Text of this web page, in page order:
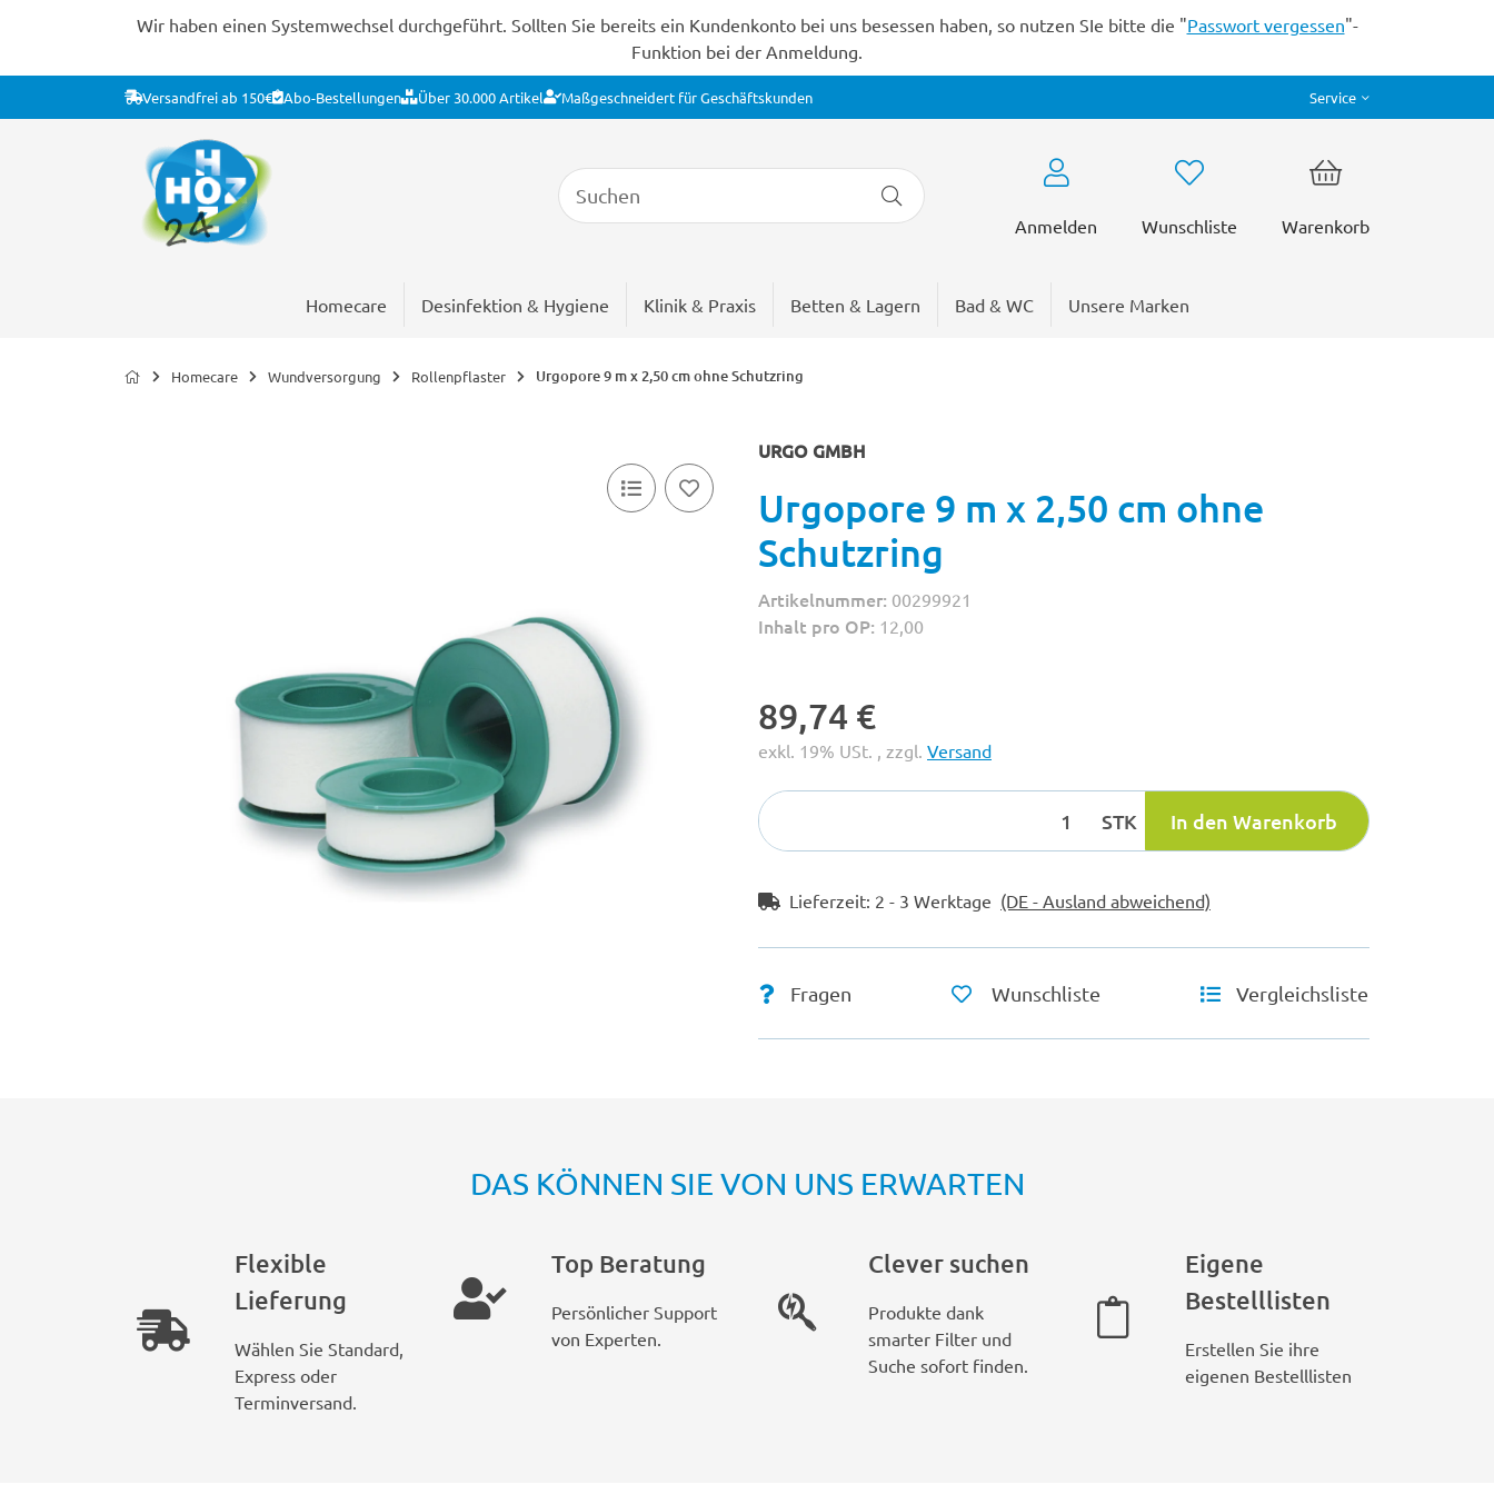
Wir haben einen Systemwechsel durchgeführt. Sollten Sie bereits ein Kundenkonto bei uns besessen haben, so nutzen SIe bitte die "Passwort vergessen"-
Funktion bei der Anmeldung.
Versandfrei ab 150€ Abo-Bestellungen Über 30.000 Artikel Maßgeschneidert für Geschäftskunden Service
Anmelden Wunschliste Warenkorb
Homecare Desinfektion & Hygiene Klinik & Praxis Betten & Lagern Bad & WC Unsere Marken
Homecare Wundversorgung Rollenpflaster Urgopore 9 m x 2,50 cm ohne Schutzring
URGO GMBH
Urgopore 9 m x 2,50 cm ohne
Schutzring
Artikelnummer: 00299921
Inhalt pro OP: 12,00
89,74 €
exkl. 19% USt. , zzgl. Versand
STK In den Warenkorb
Lieferzeit: 2 - 3 Werktage (DE - Ausland abweichend)
Fragen Wunschliste Vergleichsliste
DAS KÖNNEN SIE VON UNS ERWARTEN
Flexible
Lieferung
Wählen Sie Standard,
Express oder
Terminversand.
Top Beratung
Persönlicher Support
von Experten.
Clever suchen
Produkte dank
smarter Filter und
Suche sofort finden.
Eigene
Bestelllisten
Erstellen Sie ihre
eigenen Bestelllisten